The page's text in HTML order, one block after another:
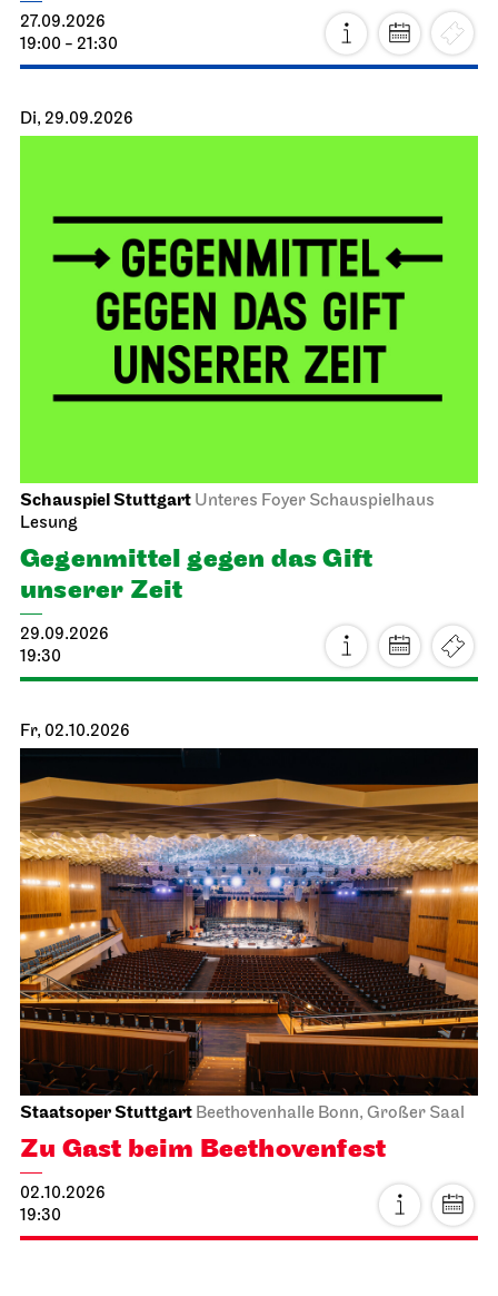
27.09.2026
19:00 - 21:30
Di, 29.09.2026
Schauspiel Stuttgart Unteres Foyer Schauspielhaus
Lesung
Gegen­mittel gegen das Gift
unserer Zeit
29.09.2026
19:30
Fr, 02.10.2026
Staatsoper Stuttgart Beethovenhalle Bonn, Großer Saal
Zu Gast beim Beethovenfest
02.10.2026
19:30